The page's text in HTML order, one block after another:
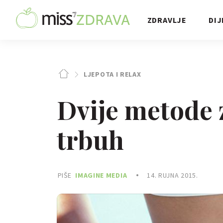
ZDRAVLJE
LJEPOTA I RELAX
Dvije metode
trbuh
PIŠE IMAGINE MEDIA 14. RUJNA 2015.